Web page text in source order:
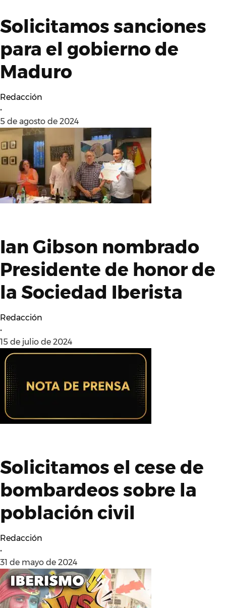
Solicitamos sanciones
para el gobierno de
Maduro
Redacción
•
5 de agosto de 2024
Ian Gibson nombrado
Presidente de honor de
la Sociedad Iberista
Redacción
•
15 de julio de 2024
Solicitamos el cese de
bombardeos sobre la
población civil
Redacción
•
31 de mayo de 2024